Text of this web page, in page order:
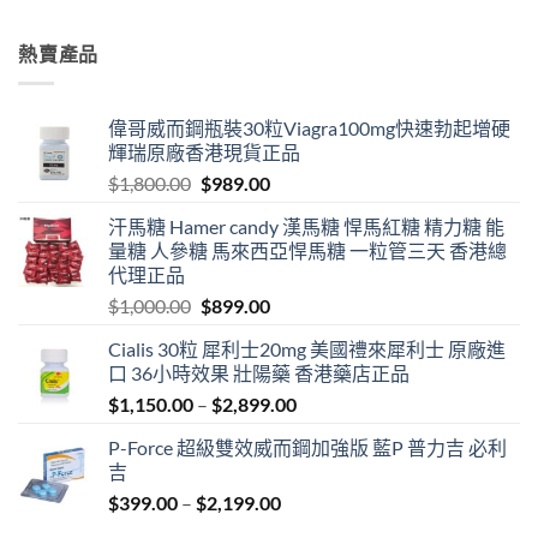
熱賣產品
偉哥威而鋼瓶裝30粒Viagra100mg快速勃起增硬
輝瑞原廠香港現貨正品
$1,800.00 Original
was:
$1,800.00.
$989.00Current
is:
$989.00.
汗馬糖 Hamer candy 漢馬糖 悍馬紅糖 精力糖 能
量糖 人參糖 馬來西亞悍馬糖 一粒管三天 香港總
代理正品
$1,000.00 Original
was:
$1,000.00.
$899.00Current
is:
$899.00.
Cialis 30粒 犀利士20mg 美國禮來犀利士 原廠進
口 36小時效果 壯陽藥 香港藥店正品
$1,150.00 – $2,899.00Price
$1,150.00
P-Force 超級雙效威而鋼加強版 藍P 普力吉 必利
吉
$399.00 – $2,199.00Price